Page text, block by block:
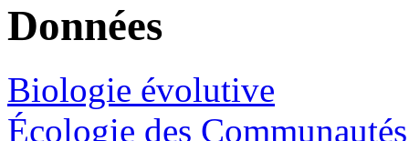
Données
Biologie évolutive
Écologie des Communautés